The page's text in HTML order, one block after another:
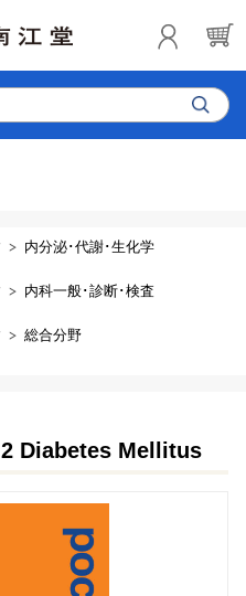
内分泌･代謝･生化学
内科一般･診断･検査
総合分野
Diabetes Mellitus